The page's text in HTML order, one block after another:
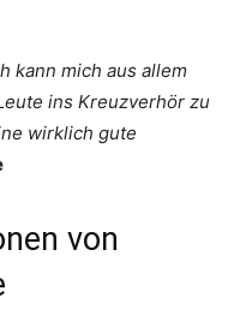
kann mich aus allem
ins Kreuzverhör zu
wirklich gute
von